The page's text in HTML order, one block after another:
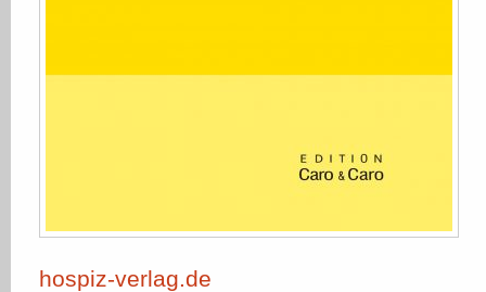
hospiz-verlag.de